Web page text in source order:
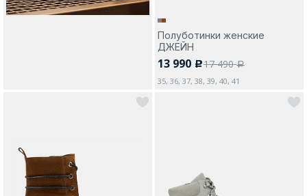
Полуботинки женские
ДЖЕЙН
13 990 c17 490a
35, 36, 37, 38, 39, 40, 41